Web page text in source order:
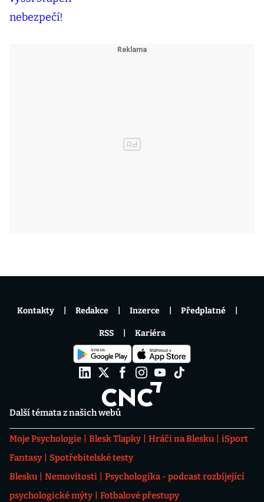
Další témata z našich webů
Moje Psychologie Blesk Tlapky Hráči na Blesku
iSport
Fantasy
Spotřebitelské testy
Blesku
Nemovitosti
Psychologika - podcast rozbíjející
psychologické mýty
Fotbalové přestupy
Kontakty Redakce Inzerce Předplatné
RSS Kariéra